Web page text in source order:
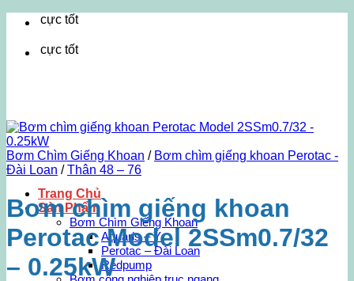
Trang Chủ
Sản Phẩm
Bơm Chìm Giếng Khoan
Aquaris – Ý
Perotac – Đài Loan
Redpump
Bơm Chìm Giếng Khoan / Bơm chìm giếng khoan Perotac -
Đài Loan / Thân 48 – 76
Bơm chìm giếng khoan
Perotac Model 2SSm0.7/32
– 0.25kW